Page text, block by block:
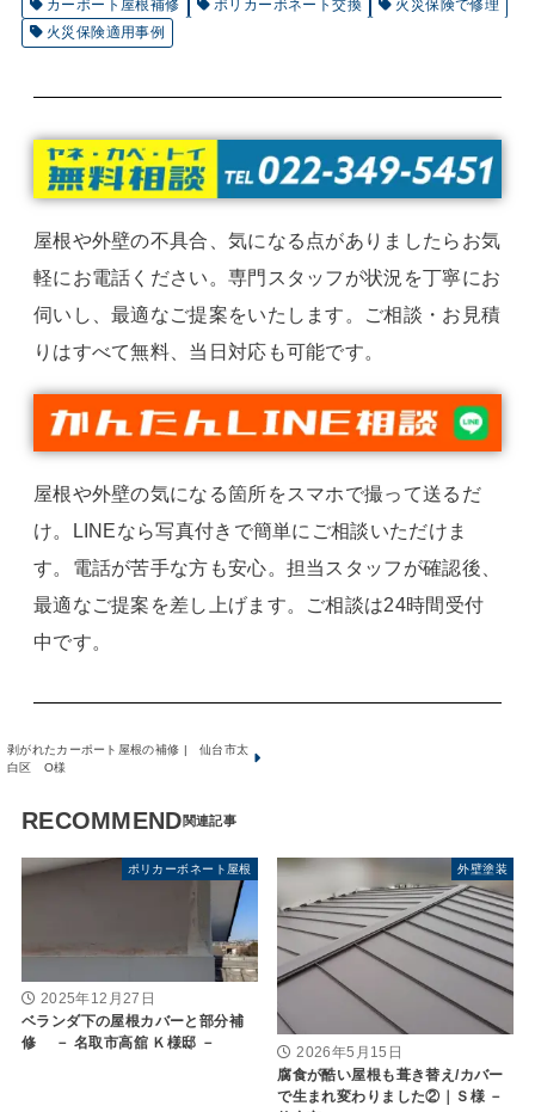
カーポート屋根補修 ポリカーボネート交換
火災保険で修理
火災保険適用事例
屋根や外壁の不具合、気になる点がありましたらお気
軽にお電話ください。専門スタッフが状況を丁寧にお
伺いし、最適なご提案をいたします。ご相談・お見積
りはすべて無料、当日対応も可能です。
屋根や外壁の気になる箇所をスマホで撮って送るだ
け。LINEなら写真付きで簡単にご相談いただけま
す。電話が苦手な方も安心。担当スタッフが確認後、
最適なご提案を差し上げます。ご相談は24時間受付
中です。
剥がれたカーポート屋根の補修 | 仙台市太
白区 O様
RECOMMEND
ポリカーボネート屋根
2025年12月27日
ベランダ下の屋根カバーと部分補
修 － 名取市高舘 Ｋ様邸 －
外壁塗装
2026年5月15日
腐食が酷い屋根も葺き替え/カバー
で生まれ変わりました②｜Ｓ様 －